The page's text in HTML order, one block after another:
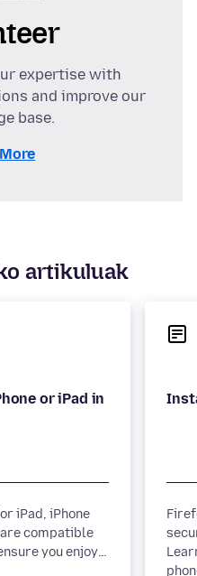
expertise with
and improve our
base.
artikuluak
or iPad in
iPad, iPhone
compatible
you enjoy